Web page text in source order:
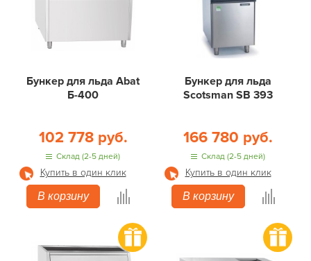
Бункер для льда Abat
Б-400
102 778 руб.
Склад (2-5 дней)
Купить в один клик
В корзину
Бункер для льда
Scotsman SB 393
166 780 руб.
Склад (2-5 дней)
Купить в один клик
В корзину